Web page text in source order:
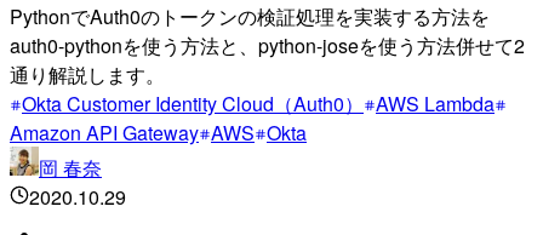
PythonでAuth0のトークンの検証処理を実装する方法を
auth0-pythonを使う方法と、python-joseを使う方法併せて2
通り解説します。
Okta Customer Identity Cloud（Auth0）
AWS Lambda
Amazon API Gateway AWS Okta
岡 春奈
2020.10.29